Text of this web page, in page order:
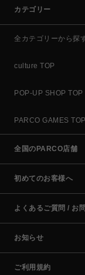
カテゴリー
全カテゴリーから探
culture TOP
POP-UP SHOP TOP
PARCO GAMES TOP
全国のPARCO店舗
初めてのお客様へ
よくあるご質問 / お
お知らせ
ご利用規約